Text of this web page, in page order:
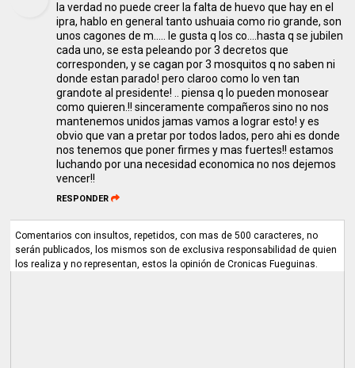
la verdad no puede creer la falta de huevo que hay en el
ipra, hablo en general tanto ushuaia como rio grande, son
unos cagones de m..... le gusta q los co....hasta q se jubilen
cada uno, se esta peleando por 3 decretos que
corresponden, y se cagan por 3 mosquitos q no saben ni
donde estan parado! pero claroo como lo ven tan
grandote al presidente! .. piensa q lo pueden monosear
como quieren.!! sinceramente compañeros sino no nos
mantenemos unidos jamas vamos a lograr esto! y es
obvio que van a pretar por todos lados, pero ahi es donde
nos tenemos que poner firmes y mas fuertes!! estamos
luchando por una necesidad economica no nos dejemos
vencer!!
RESPONDER
Comentarios con insultos, repetidos, con mas de 500 caracteres, no
serán publicados, los mismos son de exclusiva responsabilidad de quien
los realiza y no representan, estos la opinión de Cronicas Fueguinas.